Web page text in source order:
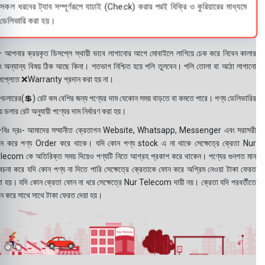
সকল ধরনের ট্যাব সম্পূর্ণরূপে যাচাই (Check) করার পরই বিক্রি ও কুরিয়ারের মাধ্যমে
ডেলিভারি করা হয়।
ক্রয়কৃত ডিসপ্লে স্থায়ী ভাবে লাগানোর আগে মোবাইলে লাগিয়ে চেক করে নিবেন কালার
অন্যান্য বিষয় ঠিক আছে কিনা। শতভাগ নিশ্চিত হয়ে পলি তুলবেন। পলি তোলা বা আঠা লাগানো
❌Warranty প্রদান করা হয় না।
রেট কম বেশির জন্য পণ্যের দাম যেকোন সময় বাড়তে বা কমতে পারে। পণ্য ডেলিভারির
ডলার রেট অনুযায়ী পণ্যের দাম নির্ধারণ করা হয়।
দ্রঃ- আমাদের সম্মানীত ক্রেতাগন Website, Whatsapp, Messenger এবং সরাসরী
করে পণ্য Order করে থাকে। যদি কোন পণ্য stock এ না থাকে সেক্ষেত্রে ক্রেতা Nur
কে অতিরিক্ত সময় দিয়েও পণ্যটি নিতে আগ্রহ প্রকাশ করে থাকেন। পণ্যের গুনগত মান
করে যদি কোন পণ্য না দিতে পারি সেক্ষেত্রে ক্রেতাকে ফোন করে অগ্রিম নেওয়া টাকা ফেরত
হয়। যদি কোন ক্রেতা ফোন না ধরে সেক্ষেত্রে Nur Telecom দায়ী নয়। ক্রেতা যদি পরবর্তীতে
করে সাথে সাথে টাকা ফেরত দেয়া হয়।